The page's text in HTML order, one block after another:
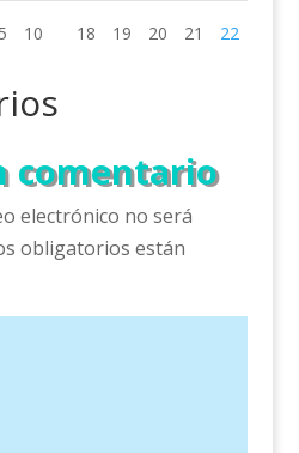
5 10 18 19 20 21 22
comentario
electrónico no será
obligatorios están